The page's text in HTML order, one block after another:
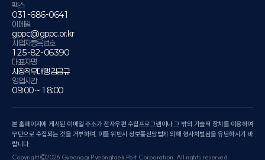
팩스
031-686-0641
이메일
gppc@gppc.or.kr
사업자등록번호
125-82-06390
대표자명
사장직무대행 김금규
영업시간
09:00 ~ 18:00
본 홈페이지에 게시된 이메일 주소가 전자우편 수집프로그램이나 그 밖의 기술적 장치를 이용하여
무단으로 수집되는 것을 거부하며, 이를 위반시 정보통신망법에 의해 형사처벌됨을 유념하시기 바
랍니다.
Copyright©2026 Gyeonggi Pyeongtaek Port Corporation. All rights reserved.